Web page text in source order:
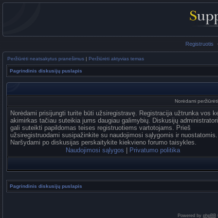
Registruotis
Peržiūrėti neatsakytus pranešimus | Peržiūrėti aktyvias temas
Pagrindinis diskusijų puslapis
Norėdami
Norėdami prisijungti turite būti užsiregistravę. Registracija užtrunka vos
akimirkas tačiau suteikia jums daugiau galimybių. Diskusijų
gali suteikti papildomas teises registruotiems vartotojams. Prieš
užsiregistruodami susipažinkite su naudojimosi sąlygomis ir nuostatomis.
Naršydami po diskusijas perskaitykite kiekvieno forumo taisykles.
Naudojimosi sąlygos
Privatumo politika
Pagrindinis diskusijų puslapis
Powered by phpBB